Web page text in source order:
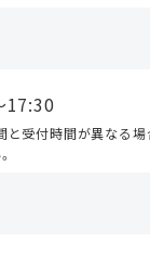
17:30
と受付時間が異なる